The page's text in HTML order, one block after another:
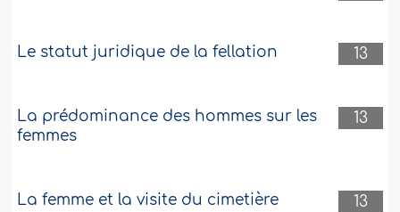
13
Le statut juridique de la fellation
13
La prédominance des hommes sur les
femmes
13
La femme et la visite du cimetière